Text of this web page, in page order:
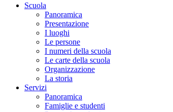
Scuola
Panoramica
Presentazione
I luoghi
Le persone
I numeri della scuola
Le carte della scuola
Organizzazione
La storia
Servizi
Panoramica
Famiglie e studenti